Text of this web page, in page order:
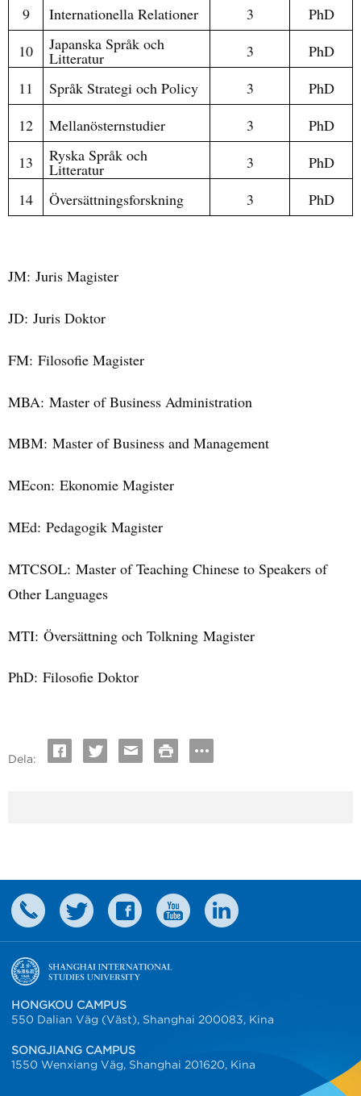
9
Internationella Relationer 3
PhD
10
Japanska Språk och
Litteratur 3
PhD
11
Språk Strategi och Policy 3
PhD
12
Mellanösternstudier 3
PhD
13
Ryska Språk och
Litteratur 3
PhD
14
Översättningsforskning 3 PhD
JM: Juris Magister
JD: Juris Doktor
FM: Filosofie Magister
MBA: Master of Business Administration
MBM: Master of Business and Management
MEcon: Ekonomie Magister
MEd: Pedagogik Magister
MTCSOL: Master of Teaching Chinese to Speakers of
Other Languages
MTI: Översättning och Tolkning Magister
PhD: Filosofie Doktor
Dela:
HONGKOU CAMPUS
550 Dalian Väg (Väst), Shanghai 200083, Kina
SONGJIANG CAMPUS
1550 Wenxiang Väg, Shanghai 201620, Kina